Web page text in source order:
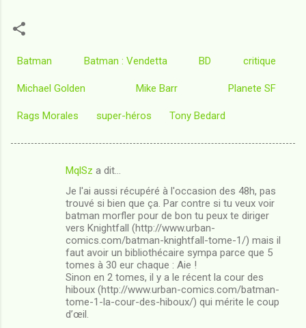
Batman Batman : Vendetta BD critique
Michael Golden Mike Barr Planete SF
Rags Morales super-héros Tony Bedard
MqlSz a dit…
Je l'ai aussi récupéré à l'occasion des 48h, pas
trouvé si bien que ça. Par contre si tu veux voir
batman morfler pour de bon tu peux te diriger
vers Knightfall (http://www.urban-
comics.com/batman-knightfall-tome-1/) mais il
faut avoir un bibliothécaire sympa parce que 5
tomes à 30 eur chaque : Aie !
Sinon en 2 tomes, il y a le récent la cour des
hiboux (http://www.urban-comics.com/batman-
tome-1-la-cour-des-hiboux/) qui mérite le coup
d’œil.